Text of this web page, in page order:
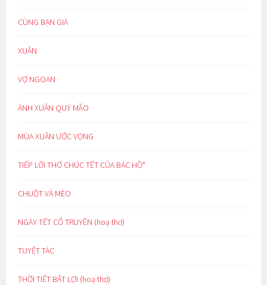
CÙNG BẠN GIÀ
XUÂN
VỢ NGOAN
ÁNH XUÂN QUÝ MÃO
MÙA XUÂN ƯỚC VỌNG
TIẾP LỜI THƠ CHÚC TẾT CỦA BÁC HỒ*
CHUỘT VÀ MÈO
NGÀY TẾT CỔ TRUYỀN (hoạ thơ)
TUYỆT TÁC
THỜI TIẾT BẤT LỢI (hoạ thơ)